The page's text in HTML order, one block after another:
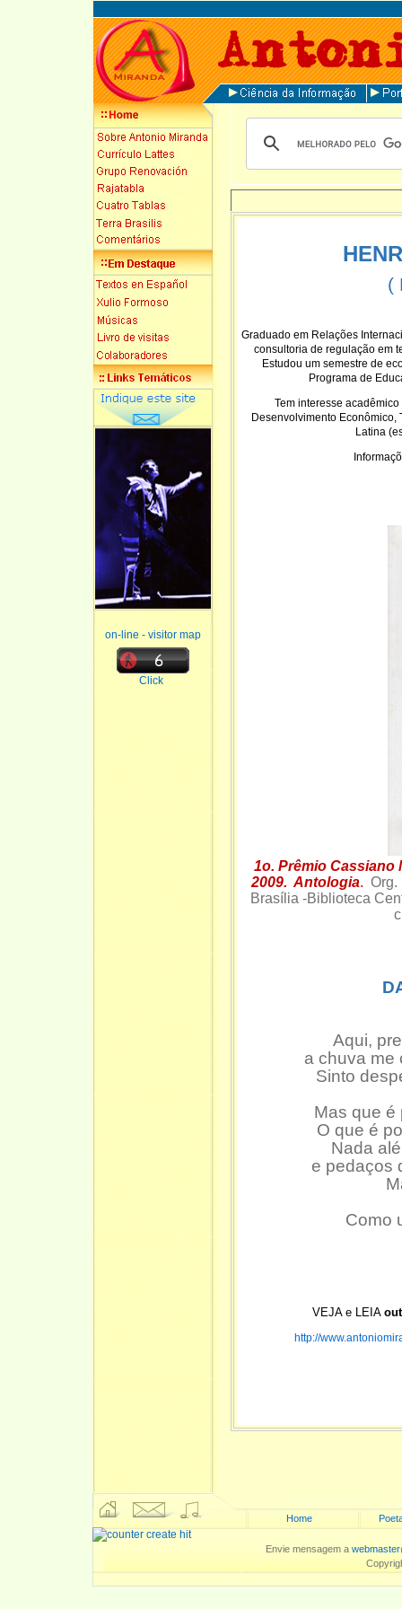
on-line - visitor map
Click
(
Graduado em Relações
consultoria de regulação em
Estudou um semestre de
Programa de
Tem interesse
Desenvolvimento
Latina
1o. Prêmio
2009. Antologia. Org.
Brasília -Biblioteca
Aqui,
a chuva me
Sinto
Mas que é
O que é
Nada
e pedaços
Como
VEJA e LEIA
http://
Home
Envie mensagem a